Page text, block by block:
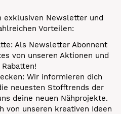
exklusiven Newsletter und
Vorteilen:
Als Newsletter Abonnent
von unseren Aktionen und
Rabatten!
Wir informieren dich
neuesten Stofftrends der
deine neuen Nähprojekte.
von unseren kreativen Ideen